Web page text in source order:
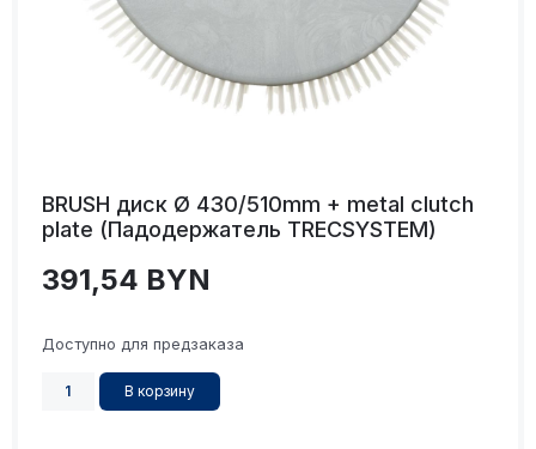
BRUSH диск Ø 430/510mm + metal clutch
plate (Падодержатель TRECSYSTEM)
391,54 BYN
Доступно для предзаказа
В корзину